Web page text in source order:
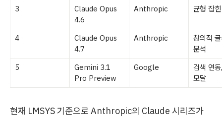
3
Claude Opus
4.6
Anthropic 균형 잡
4
Claude Opus
4.7
Anthropic
창의적
분석
5
Gemini 3.1
Pro Preview
Google
검색 연
모달
현재 LMSYS 기준으로 Anthropic의 Claude 시리즈가